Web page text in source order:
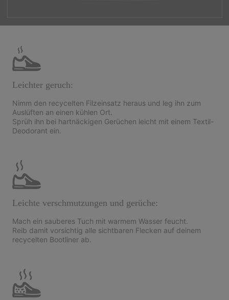
Leichter geruch:
Nimm den recycelten Filzeinsatz heraus und leg ihn zum
Auslüften an einen kühlen Ort.
Sprüh ihn bei hartnäckigen Gerüchen leicht mit einem Textil-
Deodorant ein.
Leichte verschmutzungen und gerüche:
Mach ein sauberes Tuch mit warmem Wasser feucht.
Reib damit vorsichtig alle sichtbaren Flecken auf deinem
recycelten Bootliner ab.